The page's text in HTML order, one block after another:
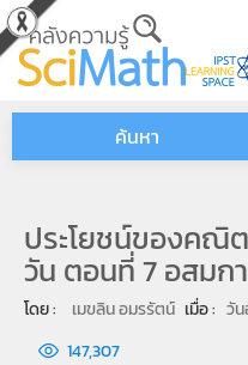
Skip to main content
ค้นหา
ประโยชน์ของคณิ
วัน ตอนที่ 7 อสมก
โดย : เมขลิน อมรรัตน์ เมื่อ : วั
147,307